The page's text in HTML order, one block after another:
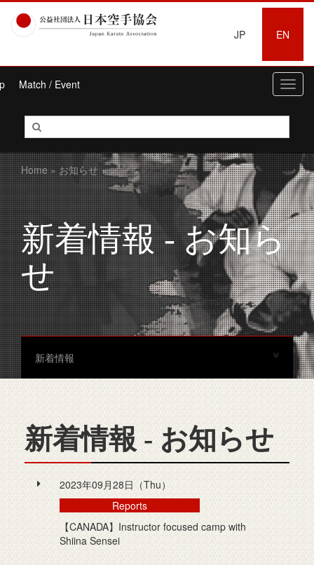
JP EN
Match / Event
Home» お知らせ
新着情報 - お知ら
せ
新着情報
新着情報 - お知らせ
2023年09月28日（Thu）
Reports
【CANADA】Instructor focused camp with
Shiina Sensei